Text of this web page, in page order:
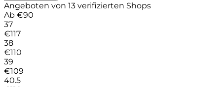
Angeboten von 13 verifizierten Shops
Ab €90
37
€117
38
€110
39
€109
40.5